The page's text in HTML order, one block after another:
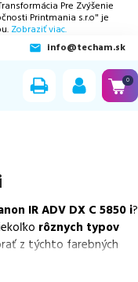
Pre Zvýšenie
Printmania s.r.o" je
Zobraziť viac.
info@techam.sk
0
IR ADV DX C 5850 i?
rôznych typov
z týchto farebných